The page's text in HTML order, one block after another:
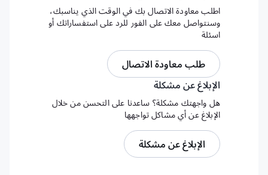
اطلب معاودة الاتصال بك في الوقت الذي يناسبك،
وسنتواصل معك على الفور للرد على استفساراتك أو
اسئلة
طلب معاودة الاتصال
الإبلاغ عن مشكلة
هل واجهتك مشكلة؟ ساعدنا على التحسن من خلال
الإبلاغ عن أي مشاكل تواجهها
الإبلاغ عن مشكلة